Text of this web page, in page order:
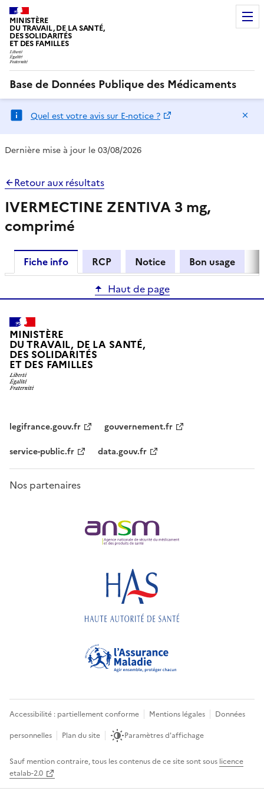
MINISTÈRE
DU TRAVAIL, DE LA SANTÉ,
DES SOLIDARITÉS
ET DES FAMILLES
Base de Données Publique des Médicaments
Quel est votre avis sur E-notice ?
Dernière mise à jour le 03/08/2026
Retour aux résultats
IVERMECTINE ZENTIVA 3 mg,
comprimé
Fiche info RCP Notice
Bon usage
Haut de page
MINISTÈRE
DU TRAVAIL, DE LA SANTÉ,
DES SOLIDARITÉS
ET DES FAMILLES
legifrance.gouv.fr
gouvernement.fr
service-public.fr
data.gouv.fr
Nos partenaires
Accessibilité : partiellement conforme Mentions légales
Données
personnelles
Plan du site Paramètres d'affichage
Sauf mention contraire, tous les contenus de ce site sont sous licence
etalab-2.0